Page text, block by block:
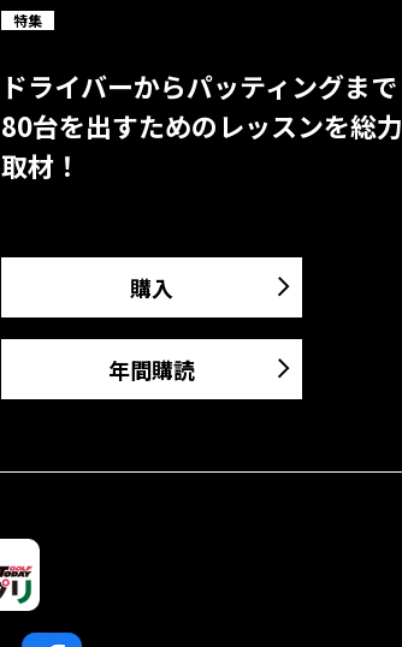
特集
ドライバーからパッティングまで
80台を出すためのレッスンを総力
取材！
購入
年間購読